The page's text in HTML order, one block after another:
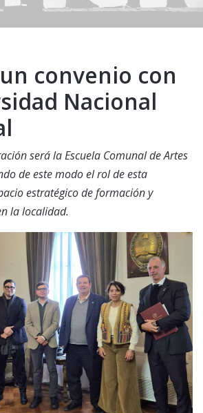
convenio con
Nacional
será la Escuela Comunal de Artes
de este modo el rol de esta
estratégico de formación y
la localidad.